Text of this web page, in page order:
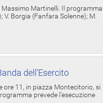
Martinelli. Il programma
Borgia (Fanfara Solenne); M.
dell’Esercito
11, in piazza Montecitorio, si
prevede l'esecuzione